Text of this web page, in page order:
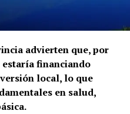
advierten que, por
financiando
local, lo que
en salud,